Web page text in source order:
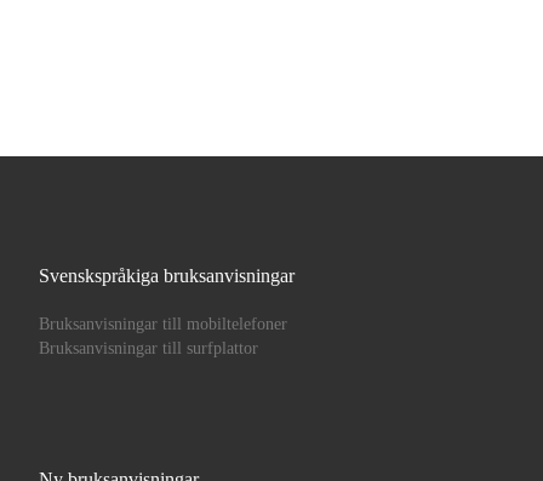
Svenskspråkiga bruksanvisningar
Bruksanvisningar till mobiltelefoner
Bruksanvisningar till surfplattor